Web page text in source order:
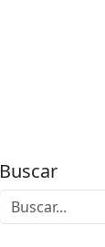
Buscar